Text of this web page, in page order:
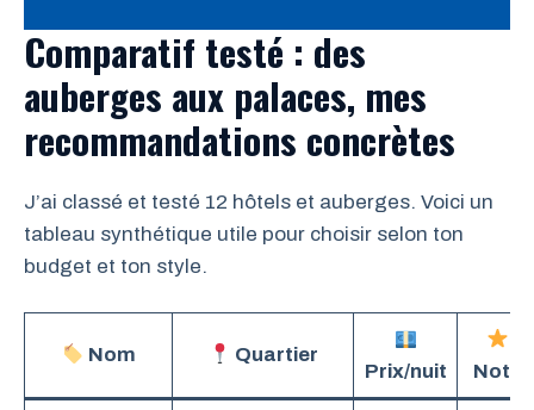
Comparatif testé : des
auberges aux palaces, mes
recommandations concrètes
J’ai classé et testé 12 hôtels et auberges. Voici un
tableau synthétique utile pour choisir selon ton
budget et ton style.
Nom Quartier
Prix/nuit Note